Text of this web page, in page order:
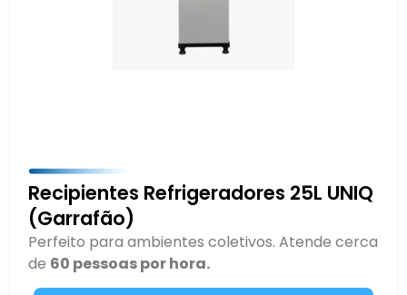
Recipientes Refrigeradores 25L UNIQ
(Garrafão)
Perfeito para ambientes coletivos. Atende cerca
de 60 pessoas por hora.